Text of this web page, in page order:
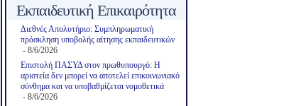
Εκπαιδευτική Επικαιρότητα
Διεθνές Απολυτήριο: Συμπληρωματική
πρόσκληση υποβολής αίτησης εκπαιδευτικών
- 8/6/2026
Επιστολή ΠΑΣΥΔ στον πρωθυπουργό: Η
αριστεία δεν μπορεί να αποτελεί επικοινωνιακό
σύνθημα και να υποβαθμίζεται νομοθετικά
- 8/6/2026